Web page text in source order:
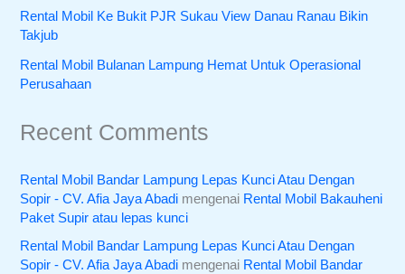
Rental Mobil Ke Bukit PJR Sukau View Danau Ranau Bikin
Takjub
Rental Mobil Bulanan Lampung Hemat Untuk Operasional
Perusahaan
Recent Comments
Rental Mobil Bandar Lampung Lepas Kunci Atau Dengan
Sopir - CV. Afia Jaya Abadi mengenai Rental Mobil Bakauheni
Paket Supir atau lepas kunci
Rental Mobil Bandar Lampung Lepas Kunci Atau Dengan
Sopir - CV. Afia Jaya Abadi mengenai Rental Mobil Bandar